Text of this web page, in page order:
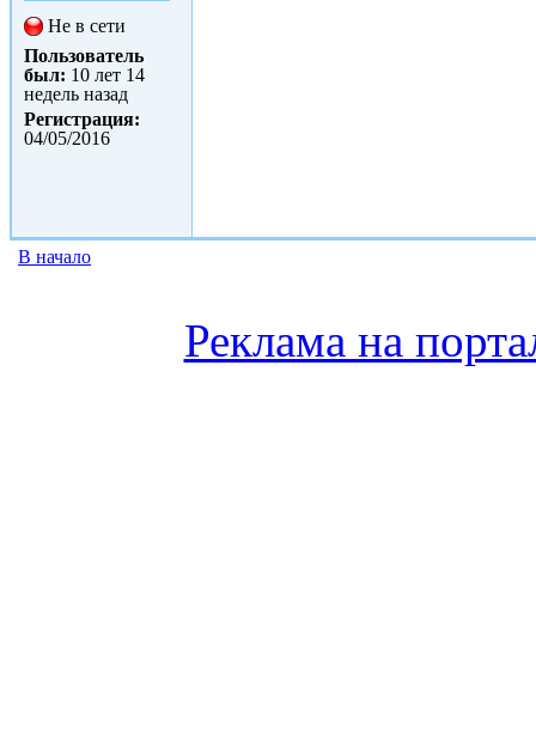
Не в сети
Пользователь
был: 10 лет 14
недель назад
Регистрация:
04/05/2016
В начало
Реклама на